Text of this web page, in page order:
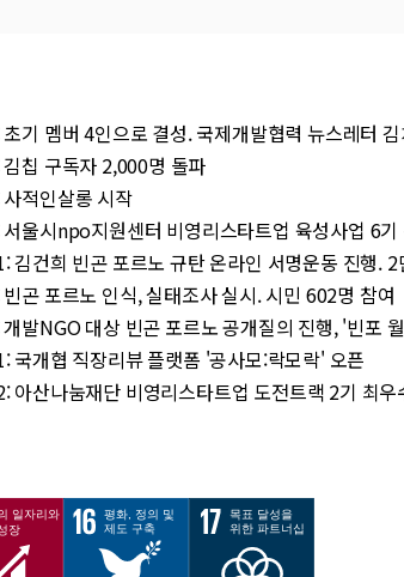
기 멤버 4인으로 결성. 국제개발협력 뉴스레터
칩 구독자 2,000명 돌파
적인살롱 시작
울시npo지원센터 비영리스타트업 육성사업 6기
김건희 빈곤 포르노 규탄 온라인 서명운동 진행. 2
곤 포르노 인식, 실태조사 실시. 시민 602명 참여
발NGO 대상 빈곤 포르노 공개질의 진행, '빈포
국개협 직장리뷰 플랫폼 '공사모:락모락' 오픈
아산나눔재단 비영리스타트업 도전트랙 2기 최우